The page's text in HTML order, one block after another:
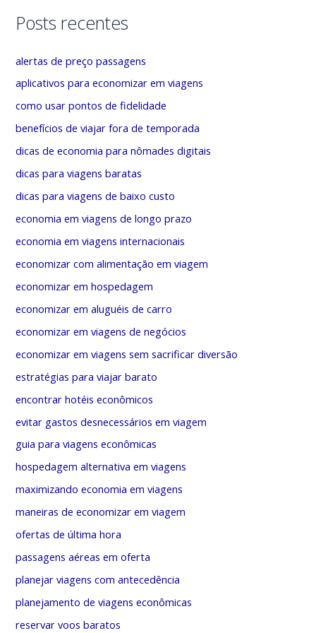
a
p
o
r
:
t
g
s
Posts recentes
alertas de preço passagens
aplicativos para economizar em viagens
como usar pontos de fidelidade
benefícios de viajar fora de temporada
dicas de economia para nômades digitais
dicas para viagens baratas
dicas para viagens de baixo custo
economia em viagens de longo prazo
economia em viagens internacionais
economizar com alimentação em viagem
economizar em hospedagem
economizar em aluguéis de carro
economizar em viagens de negócios
economizar em viagens sem sacrificar diversão
estratégias para viajar barato
encontrar hotéis econômicos
evitar gastos desnecessários em viagem
guia para viagens econômicas
hospedagem alternativa em viagens
maximizando economia em viagens
maneiras de economizar em viagem
ofertas de última hora
passagens aéreas em oferta
planejar viagens com antecedência
planejamento de viagens econômicas
reservar voos baratos